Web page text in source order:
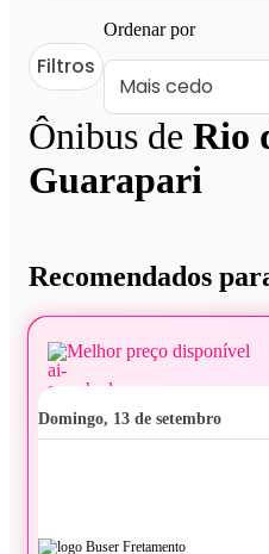
Ônibus de Rio
Guarapari
Filtros
Ordenar por
Recomendados
Melhor preço disponível
domingo, 13 de setembro